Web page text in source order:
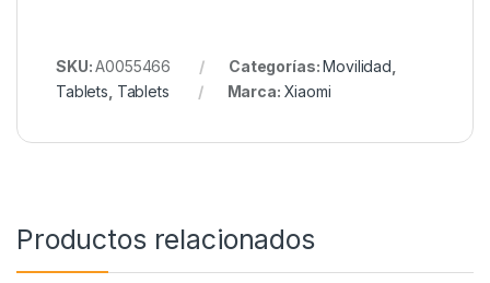
SKU:A0055466 Categorías:Movilidad
Tablets Tablets Marca: Xiaomi
Productos relacionados